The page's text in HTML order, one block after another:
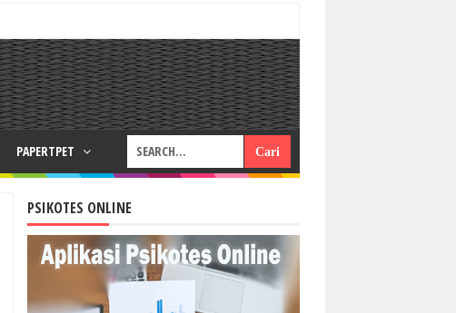
PAPERTPET
PSIKOTES ONLINE